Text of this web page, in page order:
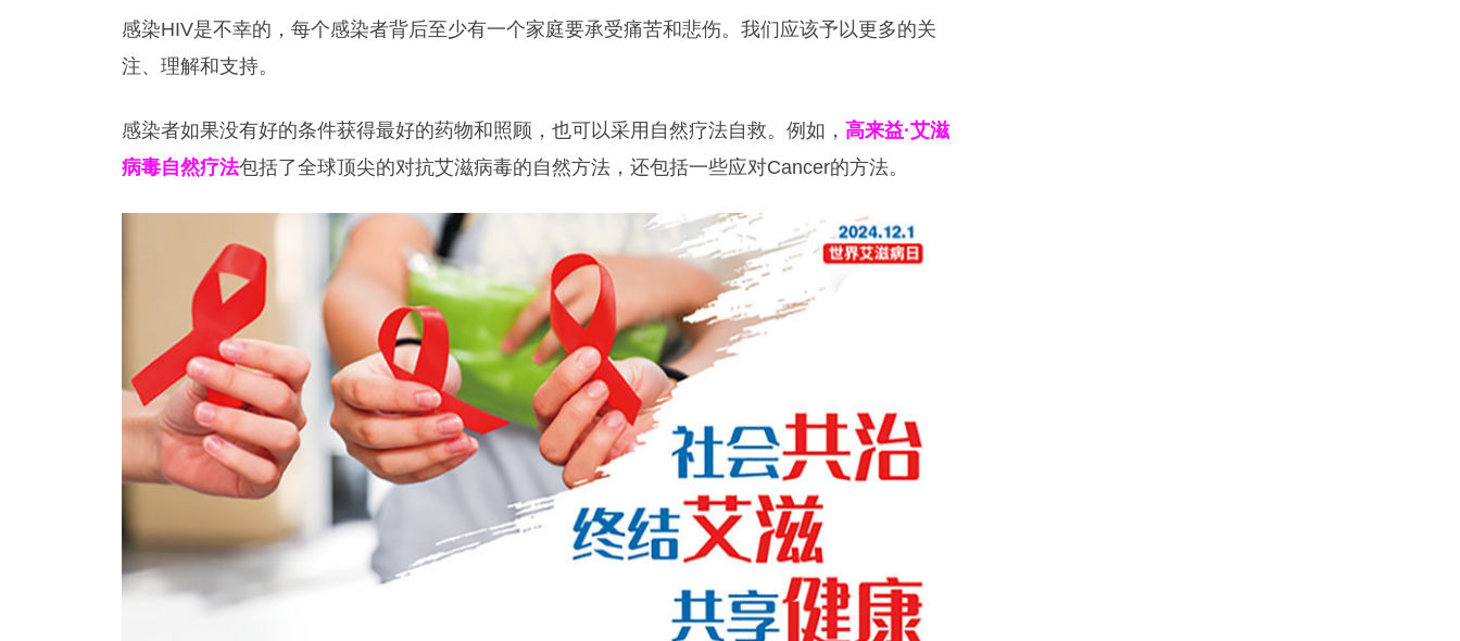
感染HIV是不幸的，每个感染者背后至少有一个家庭要承受痛苦和悲伤。我们应该予以更多的关
注、理解和支持。
感染者如果没有好的条件获得最好的药物和照顾，也可以采用自然疗法自救。例如， 高来益·艾滋
病毒自然疗法包括了全球顶尖的对抗艾滋病毒的自然方法，还包括一些应对Cancer的方法。